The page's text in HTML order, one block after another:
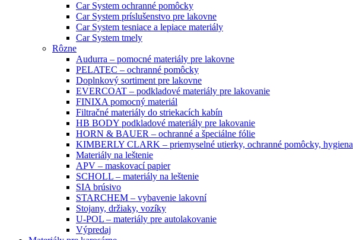
Car System ochranné pomôcky
Car System príslušenstvo pre lakovne
Car System tesniace a lepiace materiály
Car System tmely
Rôzne
Audurra – pomocné materiály pre lakovne
PELATEC – ochranné pomôcky
Doplnkový sortiment pre lakovne
EVERCOAT – podkladové materiály pre lakovanie
FINIXA pomocný materiál
Filtračné materiály do striekacích kabín
HB BODY podkladové materiály pre lakovanie
HORN & BAUER – ochranné a špeciálne fólie
KIMBERLY CLARK – priemyselné utierky, ochranné pomôcky, hygiena
Materiály na leštenie
APV – maskovací papier
SCHOLL – materiály na leštenie
SIA brúsivo
STARCHEM – vybavenie lakovní
Stojany, držiaky, vozíky
U-POL – materiály pre autolakovanie
Výpredaj